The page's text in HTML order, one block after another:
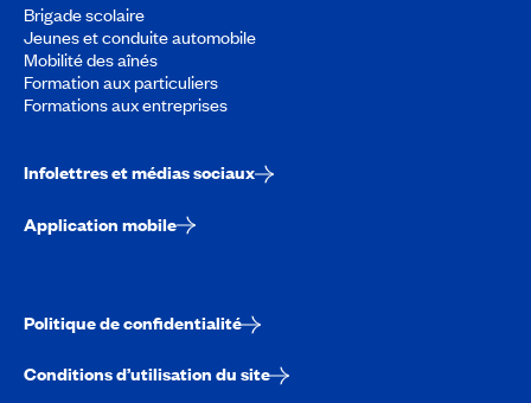
Brigade scolaire
Jeunes et conduite automobile
Mobilité des aînés
Formation aux particuliers
Formations aux entreprises
Infolettres et médias sociaux
Application mobile
Politique de confidentialité
Conditions d’utilisation du site